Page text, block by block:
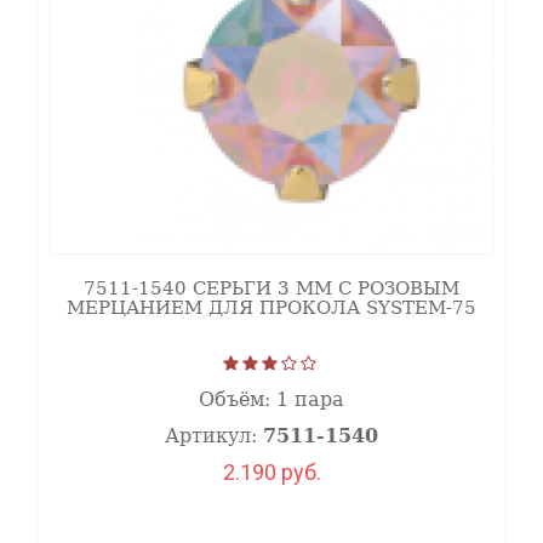
7511-1540 СЕРЬГИ 3 ММ С РОЗОВЫМ
МЕРЦАНИЕМ ДЛЯ ПРОКОЛА SYSTEM-75
Объём: 1 пара
Артикул: 7511-1540
2.190 руб.